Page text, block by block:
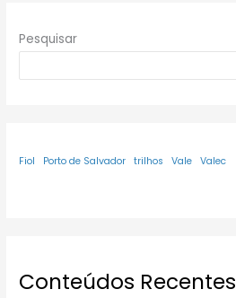
Pesquisar
Fiol Porto de Salvador trilhos Vale Valec
Conteúdos Recentes